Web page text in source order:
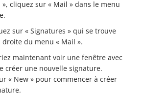
», cliquez sur « Mail » dans le menu
sur « Signatures » qui se trouve
droite du menu « Mail ».
maintenant voir une fenêtre avec
créer une nouvelle signature.
« New » pour commencer à créer